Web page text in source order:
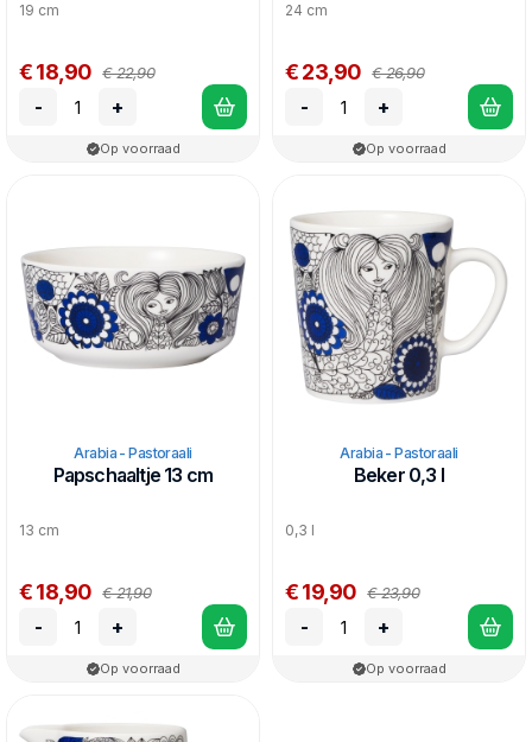
19 cm
€ 18,90 € 22,90
- +
Op voorraad
24 cm
€ 23,90 € 26,90
- +
Op voorraad
Arabia - Pastoraali
Papschaaltje 13 cm
13 cm
€ 18,90 € 21,90
- +
Op voorraad
Arabia - Pastoraali
Beker 0,3 l
0,3 l
€ 19,90 € 23,90
- +
Op voorraad